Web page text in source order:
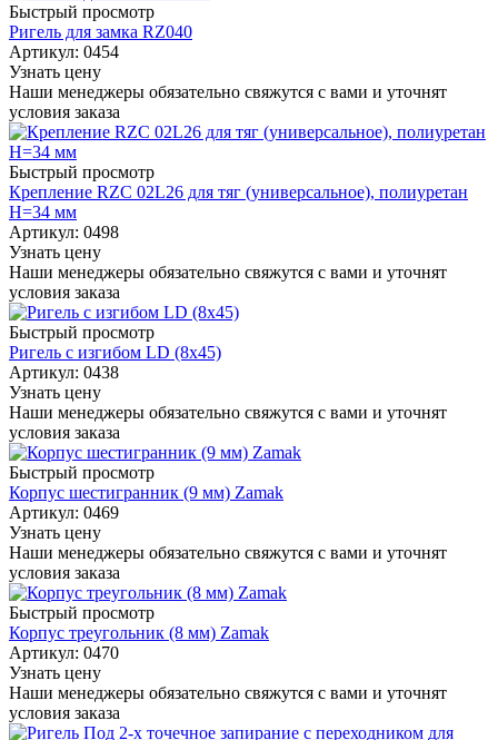
Быстрый просмотр
Ригель для замка RZ040
Артикул: 0454
Узнать цену
Наши менеджеры обязательно свяжутся с вами и уточнят
условия заказа
Быстрый просмотр
Крепление RZC 02L26 для тяг (универсальное), полиуретан
H=34 мм
Артикул: 0498
Узнать цену
Наши менеджеры обязательно свяжутся с вами и уточнят
условия заказа
Быстрый просмотр
Ригель с изгибом LD (8х45)
Артикул: 0438
Узнать цену
Наши менеджеры обязательно свяжутся с вами и уточнят
условия заказа
Быстрый просмотр
Корпус шестигранник (9 мм) Zamak
Артикул: 0469
Узнать цену
Наши менеджеры обязательно свяжутся с вами и уточнят
условия заказа
Быстрый просмотр
Корпус треугольник (8 мм) Zamak
Артикул: 0470
Узнать цену
Наши менеджеры обязательно свяжутся с вами и уточнят
условия заказа